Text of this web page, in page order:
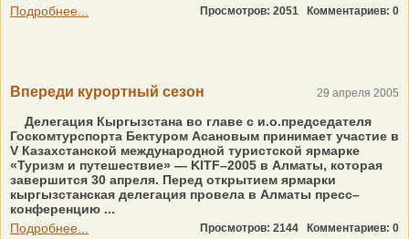
Подробнее...
Просмотров: 2051 Комментариев: 0
Впереди курортный сезон 29 апреля 2005
Делегация Кыргызстана во главе с и.о.председателя
Госкомтурспорта Бектуром Асановым принимает участие в
V Казахстанской международной туристской ярмарке
«Туризм и путешествие» — KITF–2005 в Алматы, которая
завершится 30 апреля. Перед открытием ярмарки
кыргызстанская делегация провела в Алматы пресс–
конференцию ...
Подробнее...
Просмотров: 2144 Комментариев: 0